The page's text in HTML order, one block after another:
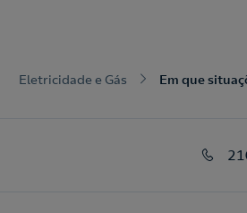
Eletricidade e Gás Em que